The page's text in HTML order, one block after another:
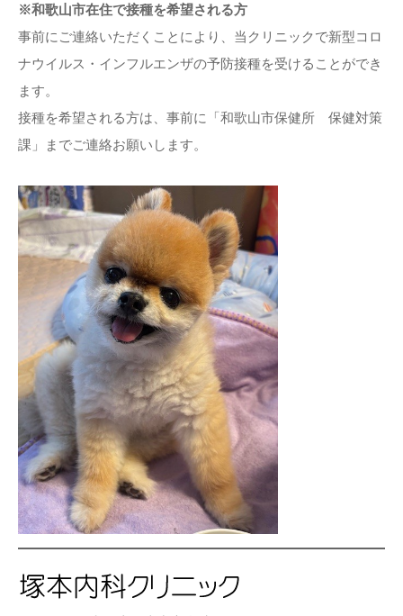
※和歌山市在住で接種を希望される方
事前にご連絡いただくことにより、当クリニックで新型コロ
ナウイルス・インフルエンザの予防接種を受けることができ
ます。
接種を希望される方は、事前に「和歌山市保健所 保健対策
課」までご連絡お願いします。